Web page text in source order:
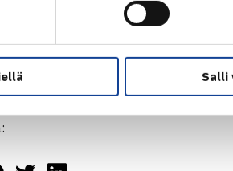
Salli
muiden suomalaisten ottelut
Remander on edennyt myös
kanssa. Poikien sarjassaOtso